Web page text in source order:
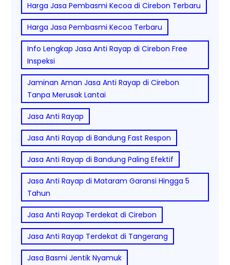
Harga Jasa Pembasmi Kecoa di Cirebon Terbaru
Harga Jasa Pembasmi Kecoa Terbaru
Info Lengkap Jasa Anti Rayap di Cirebon Free
Inspeksi
Jaminan Aman Jasa Anti Rayap di Cirebon
Tanpa Merusak Lantai
Jasa Anti Rayap
Jasa Anti Rayap di Bandung Fast Respon
Jasa Anti Rayap di Bandung Paling Efektif
Jasa Anti Rayap di Mataram Garansi Hingga 5
Tahun
Jasa Anti Rayap Terdekat di Cirebon
Jasa Anti Rayap Terdekat di Tangerang
Jasa Basmi Jentik Nyamuk